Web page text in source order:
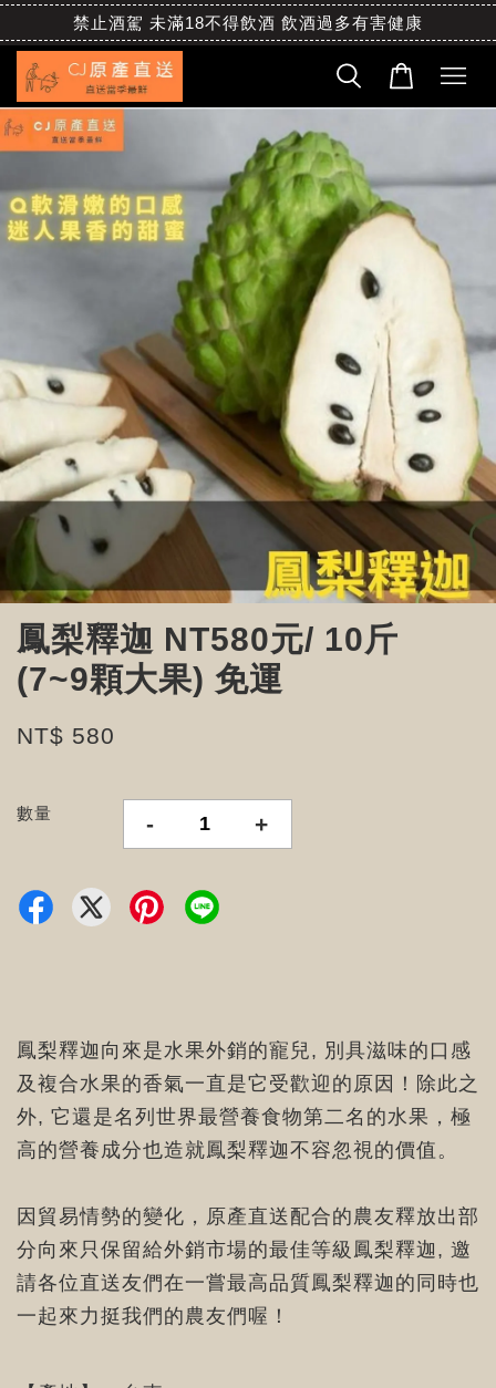
禁止酒駕 未滿18不得飲酒 飲酒過多有害健康
鳳梨釋迦 NT580元/ 10斤
(7~9顆大果) 免運
NT$ 580
數量 - +
鳳梨釋迦向來是水果外銷的寵兒, 別具滋味的口感
及複合水果的香氣一直是它受歡迎的原因！除此之
外, 它還是名列世界最營養食物第二名的水果，極
高的營養成分也造就鳳梨釋迦不容忽視的價值。
因貿易情勢的變化，原產直送配合的農友釋放出部
分向來只保留給外銷市場的最佳等級鳳梨釋迦, 邀
請各位直送友們在一嘗最高品質鳳梨釋迦的同時也
一起來力挺我們的農友們喔！